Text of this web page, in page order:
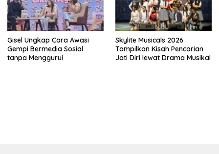
Gisel Ungkap Cara Awasi
Gempi Bermedia Sosial
tanpa Menggurui
Skylite Musicals 2026
Tampilkan Kisah Pencarian
Jati Diri lewat Drama Musikal